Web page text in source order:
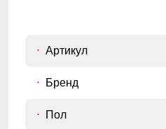
Измеряется
Артикул
Бренд
Пол